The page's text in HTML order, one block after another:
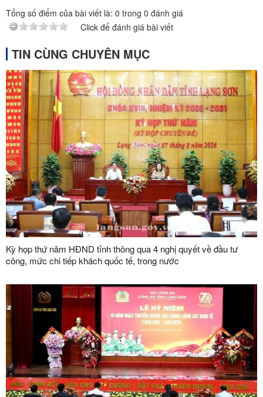
Tổng số điểm của bài viết là: 0 trong 0 đánh giá
Click để đánh giá bài viết
TIN CÙNG CHUYÊN MỤC
Kỳ họp thứ năm HĐND tỉnh thông qua 4 nghị quyết về đầu tư
công, mức chi tiếp khách quốc tế, trong nước